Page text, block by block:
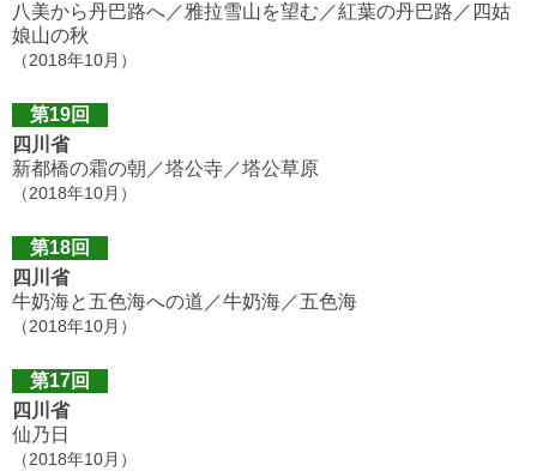
八美から丹巴路へ／雅拉雪山を望む／紅葉の丹巴路／四姑
娘山の秋
（2018年10月）
第19回
四川省
新都橋の霜の朝／塔公寺／塔公草原
（2018年10月）
第18回
四川省
牛奶海と五色海への道／牛奶海／五色海
（2018年10月）
第17回
四川省
仙乃日
（2018年10月）